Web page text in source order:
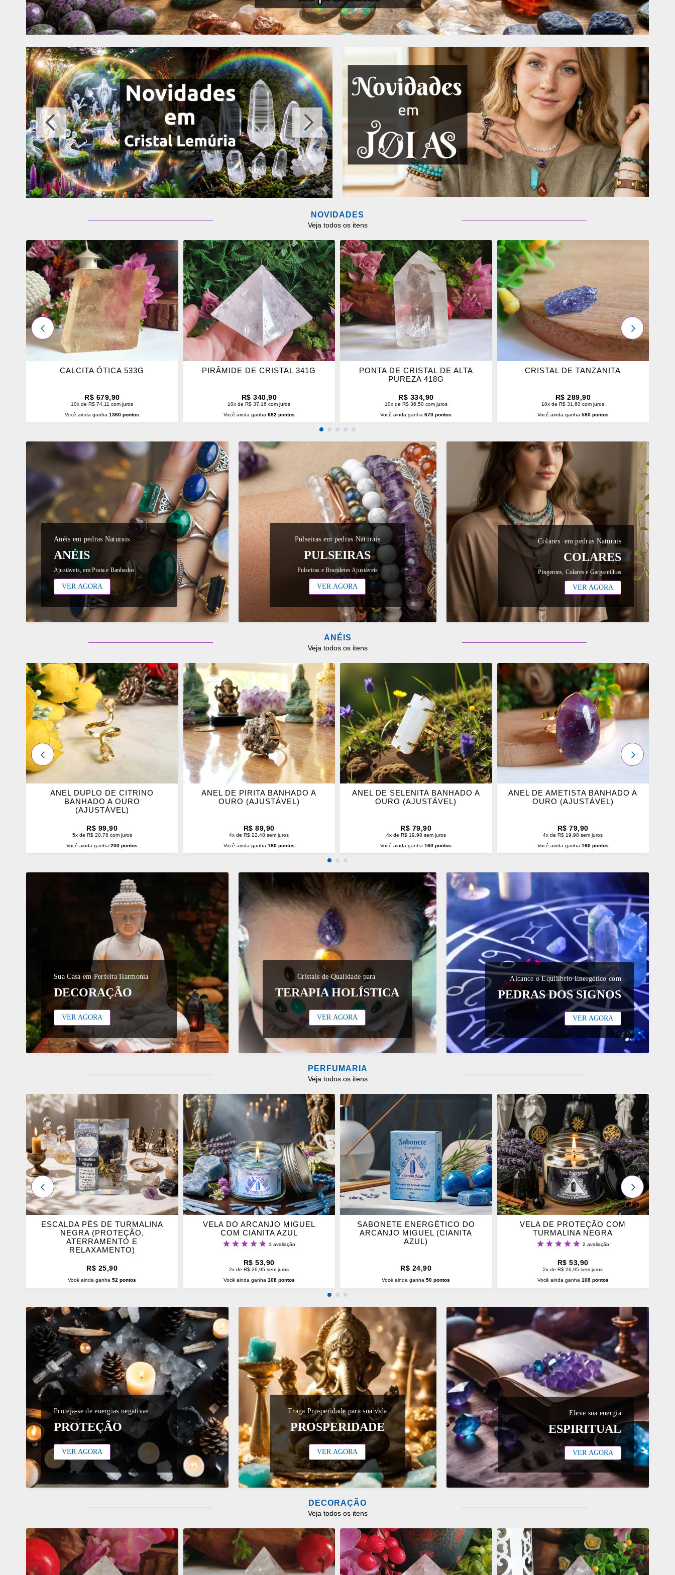
NOVIDADES
Veja todos os itens
ADICIONAR
OS
FAVORITOS
CALCITA ÓTICA 533G
R$ 679,90
10x de R$ 74,11 com juros
Você ainda ganha1360 pontos
ADICIONAR
OS
FAVORITOS
PIRÂMIDE DE CRISTAL 341G
R$ 340,90
10x de R$ 37,16 com juros
Você ainda ganha 682 pontos
ADICIONAR
OS
FAVORITOS
PONTA DE CRISTAL DE ALTA
PUREZA 418G
R$ 334,90
10x de R$ 36,50 com juros
Você ainda ganha670 pontos
ADICIONAR
OS
FAVORITOS
CRISTAL DE TANZANITA
R$ 289,90
10x de R$ 31,60 com juros
Você ainda ganha 580 pontos
PRÓXIMO
ANTERIOR
Anéis em pedras Naturais
ANÉIS
Ajustáveis, em Prata e Banhados
VER AGORA
Pulseiras em pedras Naturais
PULSEIRAS
Pulseiras e Braceletes Ajustáveis
VER AGORA
Colares em pedras Naturais
COLARES
Pingentes, Colares e Gargantilhas
VER AGORA
ANÉIS
Veja todos os itens
ADICIONAR
OS
FAVORITOS
ANEL DUPLO DE CITRINO
BANHADO A OURO
(AJUSTÁVEL)
R$ 99,90
5x de R$ 20,78 com juros
Você ainda ganha200 pontos
ADICIONAR
OS
FAVORITOS
ANEL DE PIRITA BANHADO A
OURO (AJUSTÁVEL)
R$ 89,90
4x de R$ 22,48 sem juros
Você ainda ganha 180 pontos
FAVORITOS
ANEL DE SELENITA BANHADO A
OURO (AJUSTÁVEL)
R$ 79,90
4x de R$ 19,98 sem juros
Você ainda ganha160 pontos
ADICIONAR
OS
FAVORITOS
ANEL DE AMETISTA BANHADO A
OURO (AJUSTÁVEL)
R$ 79,90
4x de R$ 19,98 sem juros
Você ainda ganha 160 pontos
PRÓXIMO
ANTERIOR
Sua Casa em Perfeita Harmonia
DECORAÇÃO
VER AGORA
Cristais de Qualidade para
TERAPIA HOLÍSTICA
VER AGORA
Alcance o Equilíbrio Energético com
PEDRAS DOS SIGNOS
VER AGORA
PERFUMARIA
Veja todos os itens
ADICIONAR
OS
FAVORITOS
ESCALDA PÉS DE TURMALINA
NEGRA (PROTEÇÃO,
ATERRAMENTO E
RELAXAMENTO)
R$ 25,90
Você ainda ganha52 pontos
ADICIONAR
OS
FAVORITOS
VELA DO ARCANJO MIGUEL
COM CIANITA AZUL
Classificação:
1 avaliação
R$ 53,90
2x de R$ 26,95 sem juros
Você ainda ganha 108 pontos
ADICIONAR
OS
FAVORITOS
SABONETE ENERGÉTICO DO
ARCANJO MIGUEL (CIANITA
AZUL)
R$ 24,90
Você ainda ganha50 pontos
ADICIONAR
OS
FAVORITOS
VELA DE PROTEÇÃO COM
TURMALINA NEGRA
Classificação:
2 avaliação
R$ 53,90
2x de R$ 26,95 sem juros
Você ainda ganha 108 pontos
PRÓXIMO
ANTERIOR
Proteja-se de energias negativas
PROTEÇÃO
VER AGORA
Traga Prosperidade para sua vida
PROSPERIDADE
VER AGORA
Eleve sua energia
ESPIRITUAL
VER AGORA
DECORAÇÃO
Veja todos os itens
ADICIONAR
OS
ADICIONAR
OS
ADICIONAR
OS
ADICIONAR
OS